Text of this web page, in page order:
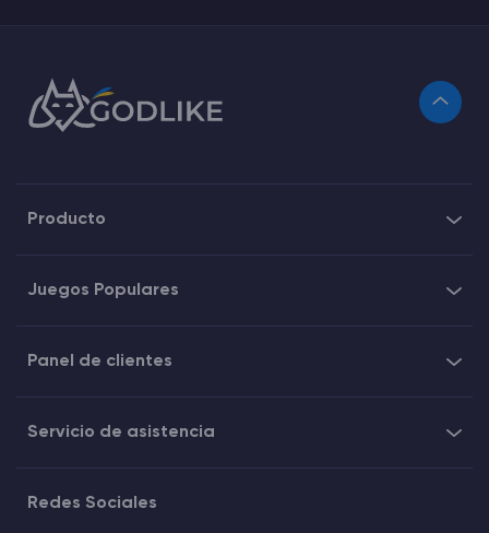
Producto
Juegos Populares
Panel de clientes
Servicio de asistencia
Redes Sociales